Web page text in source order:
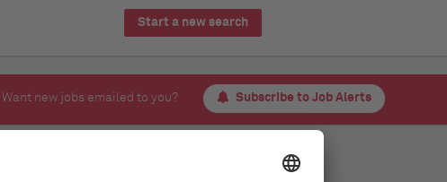
Start a new search
Want new jobs emailed to you? Subscribe to Job Alerts